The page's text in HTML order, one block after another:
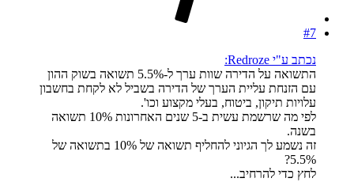
#7
נכתב ע"י Redroze:
התשואה על הדירה שוות ערך ל-5.5% תשואה בשוק ההון
עם הזנחת עליית הערך של הדירה בשביל לא לקחת בחשבון
עלויות תיקון, ביטוח, בעלי מקצוע וכו'.
לפי מה שרשמת עשית ב-5 שנים האחרונות 10% תשואה
בשנה.
זה נשמע לך הגיוני להחליף תשואה של 10% בתשואה של
5.5%?
לחץ כדי להרחיב...